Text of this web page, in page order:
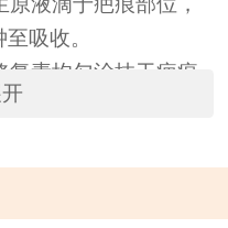
吸收。
素均匀涂抹于疤痕
5分钟至吸收。每天
：QB/T 1857-2007